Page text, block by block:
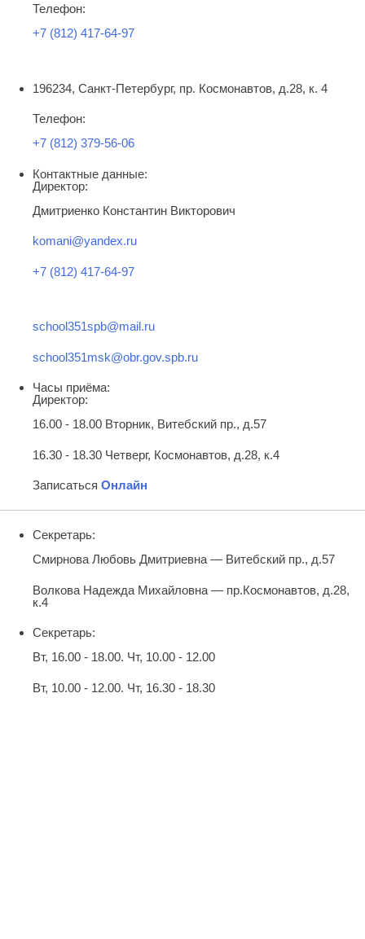
Телефон:
+7 (812) 417-64-97
196234, Санкт-Петербург, пр. Космонавтов, д.28, к. 4
Телефон:
+7 (812) 379-56-06
Контактные данные:
Директор:
Дмитриенко Константин Викторович
komani@yandex.ru
+7 (812) 417-64-97
school351spb@mail.ru
school351msk@obr.gov.spb.ru
Часы приёма:
Директор:
16.00 - 18.00 Вторник, Витебский пр., д.57
16.30 - 18.30 Четверг, Космонавтов, д.28, к.4
Записаться Онлайн
Секретарь:
Смирнова Любовь Дмитриевна — Витебский пр., д.57
Волкова Надежда Михайловна — пр.Космонавтов, д.28,
к.4
Секретарь:
Вт, 16.00 - 18.00. Чт, 10.00 - 12.00
Вт, 10.00 - 12.00. Чт, 16.30 - 18.30